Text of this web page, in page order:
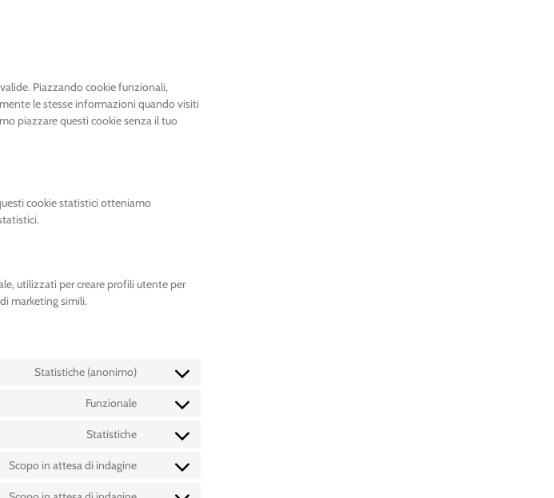
Piazzando cookie funzionali,
le stesse informazioni quando visiti
piazzare questi cookie senza il tuo
cookie statistici otteniamo
utilizzati per creare profili utente per
marketing simili.
Statistiche (anonimo)
Funzionale
Statistiche
Scopo in attesa di indagine